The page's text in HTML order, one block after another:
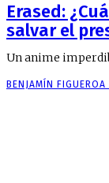
Erased:
salvar el
Un anime
BENJAMÍN FIGUEROA